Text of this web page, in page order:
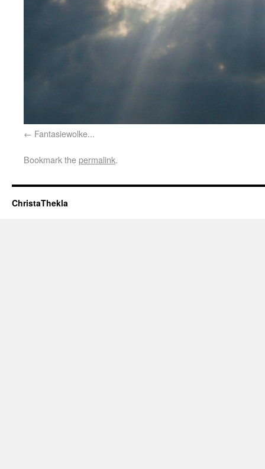
Fantasiewolke...
Bookmark thepermalink.
ChristaThekla